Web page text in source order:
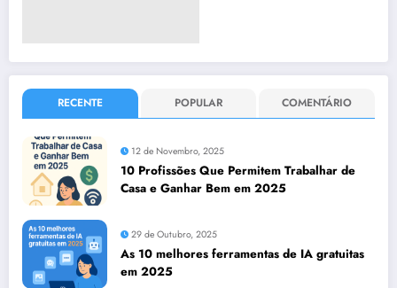
RECENTE POPULAR COMENTÁRIO
12 de Novembro, 2025
10 Profissões Que Permitem Trabalhar de
Casa e Ganhar Bem em 2025
29 de Outubro, 2025
As 10 melhores ferramentas de IA gratuitas
em 2025